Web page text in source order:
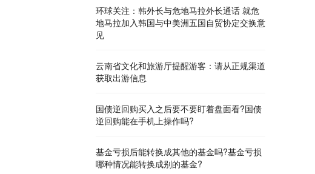
环球关注：韩外长与危地马拉外长通话 就危
地马拉加入韩国与中美洲五国自贸协定交换意
见
云南省文化和旅游厅提醒游客：请从正规渠道
获取出游信息
国债逆回购买入之后要不要盯着盘面看?国债
逆回购能在手机上操作吗?
基金亏损后能转换成其他的基金吗?基金亏损
哪种情况能转换成别的基金?